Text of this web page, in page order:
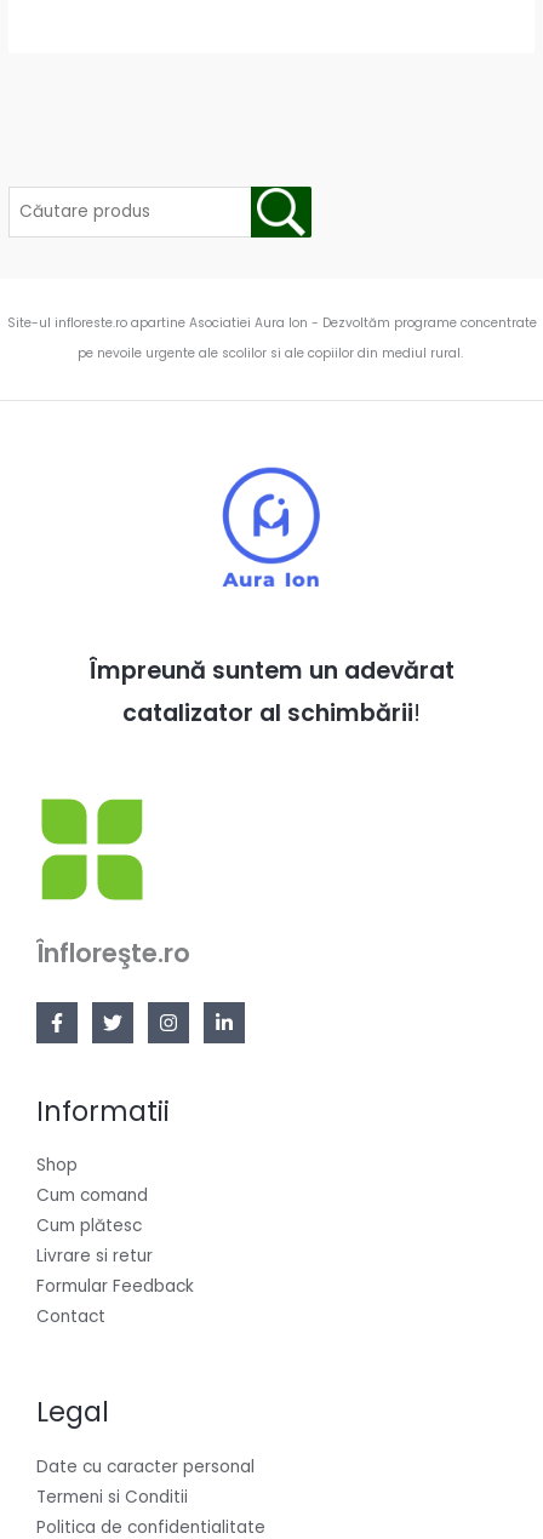
Site-ul infloreste.ro apartine Asociatiei Aura Ion - Dezvoltăm programe concentrate
pe nevoile urgente ale scolilor si ale copiilor din mediul rural.
Împreună suntem un adevărat
catalizator al schimbării!
Înfloreşte.ro
Informatii
Shop
Cum comand
Cum plătesc
Livrare si retur
Formular Feedback
Contact
Legal
Date cu caracter personal
Termeni si Conditii
Politica de confidentialitate